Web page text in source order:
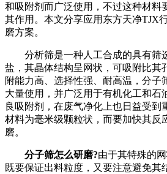
和吸附剂而广泛使用，不过这种材料
其作用。本文分享应用东方天净TJX
磨方案。
分析筛是一种人工合成的具有筛
盐，其晶体结构呈网状，可吸附比其
附能力高、选择性强、耐高温，分子
大量使用，并广泛用于有机化工和石
良吸附剂，在废气净化上也日益受到
材料为毫米级颗粒状，而要加快其反
磨。
分子筛怎么研磨?由于其特殊的
既要保证出料粒度，又要注意避免其